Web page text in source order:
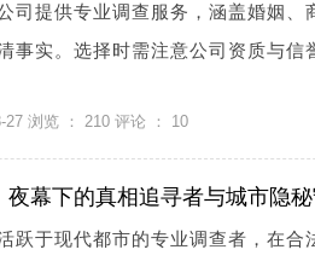
司提供专业调查服务，涵盖婚姻
事实。选择时需注意公司资质与
浏览 ： 210 评论 ： 10
夜幕下的真相追寻者与城市隐
跃于现代都市的专业调查者，在